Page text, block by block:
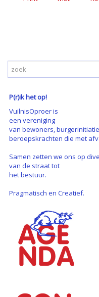
P(r)ik het op!
VuilnisOproer is
een vereniging
van bewoners,
beroepskrachten die met
Samen zetten we ons op
van de straat tot
het bestuur.
Pragmatisch en Creatief.